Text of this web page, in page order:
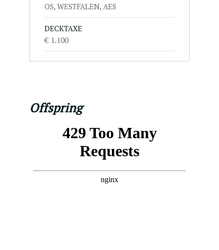
OS, WESTFALEN, AES
DECKTAXE
€ 1.100
Offspring